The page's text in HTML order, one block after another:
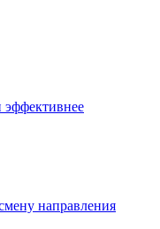
эффективнее
направления